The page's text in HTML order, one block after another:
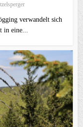
verwandelt sich
eine...